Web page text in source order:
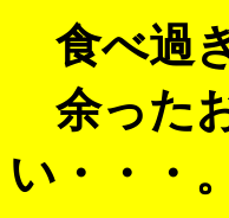
食べ過
余った
い・・・。